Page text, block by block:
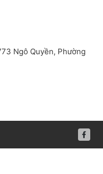
Ngô Quyền, Phường